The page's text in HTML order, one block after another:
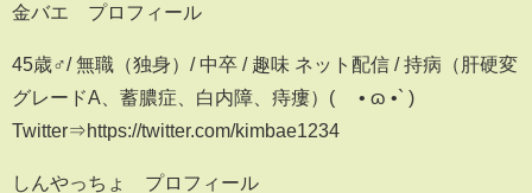
金バエ プロフィール
45歳♂/ 無職（独身）/ 中卒 / 趣味 ネット配信 / 持病（肝硬変
グレードA、蓄膿症、白内障、痔瘻）( ´• ɷ •` )
Twitter⇒https://twitter.com/kimbae1234
しんやっちょ プロフィール